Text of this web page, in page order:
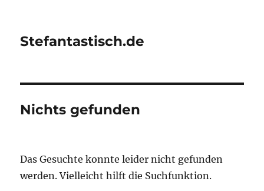
Stefantastisch.de
Nichts gefunden
Das Gesuchte konnte leider nicht gefunden
werden. Vielleicht hilft die Suchfunktion.